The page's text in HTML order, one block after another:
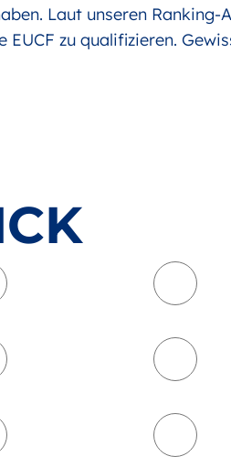
Laut unseren Ranking-
EUCF zu qualifizieren.